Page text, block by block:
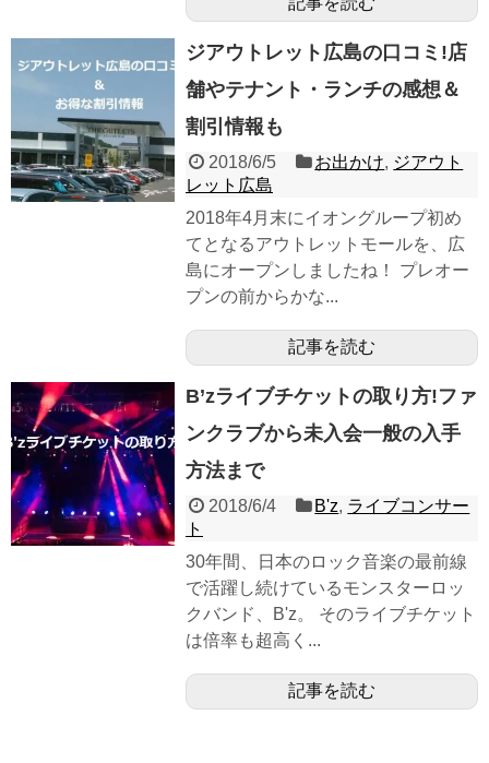
ジアウトレット広島の口コミ!店
舗やテナント・ランチの感想＆
割引情報も
2018/6/5 お出かけ, ジアウト
レット広島
2018年4月末にイオングループ初め
てとなるアウトレットモールを、広
島にオープンしましたね！ プレオー
プンの前からかな...
記事を読む
B’zライブチケットの取り方!ファ
ンクラブから未入会一般の入手
方法まで
2018/6/4 B'z, ライブコンサー
ト
30年間、日本のロック音楽の最前線
で活躍し続けているモンスターロッ
クバンド、B'z。 そのライブチケット
は倍率も超高く...
記事を読む